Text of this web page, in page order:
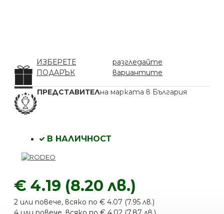
ИЗБЕРЕТЕ
ПОДАРЪК
разгледайте
вариантите
ПРЕДСТАВИТЕЛна марката в България
€ 4.19 (8.20 лв.)
2 или повече, всяко по € 4.07 (7.95 лв.)
В НАЛИЧНОСТ